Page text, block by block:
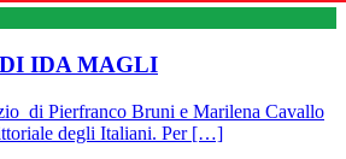
IDA MAGLI
di Pierfranco Bruni e Marilena Cavallo
degli Italiani. Per […]